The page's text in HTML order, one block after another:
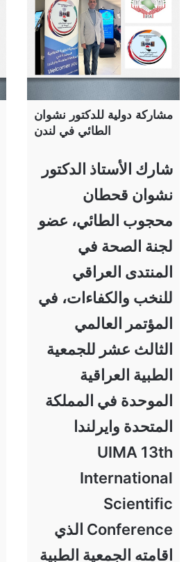
مشاركة دولية للدكتور نشوان
الطائي في لندن
شارك الأستاذ الدكتور
نشوان قحطان
محجوب الطائي، عضو
لجنة الصحة في
المنتدى العراقي
للنخب والكفاءات، في
المؤتمر العالمي
الثالث عشر للجمعية
الطبية العراقية
الموحدة في المملكة
المتحدة وايرلندا
UIMA 13th
International
Scientific
Conference الذي
اقامته الجمعية الطبية